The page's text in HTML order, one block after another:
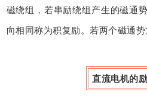
磁绕组，若串励绕组产生的磁通
向相同称为积复励。若两个磁通势
直流电机的